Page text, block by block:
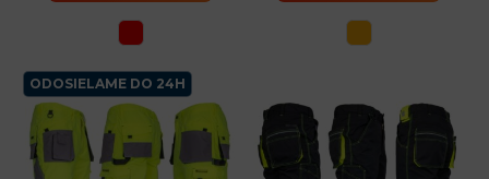
ODOSIELAME DO 24H